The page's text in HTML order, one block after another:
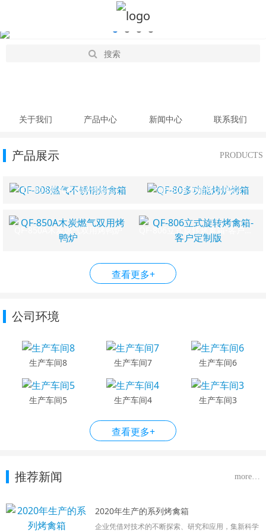
关于我们 产品中心 新闻中心 联系我们
产品展示 PRODUCTS
QF-808燃气不锈钢烤禽箱 QF-80多功能烤炉烤箱
QF-850A木炭燃气双用烤鸭炉 QF-806立式旋转烤禽箱-客户定制版
查看更多+
公司环境
生产车间8 生产车间7 生产车间6
生产车间5 生产车间4 生产车间3
查看更多+
推荐新闻 more…
2020年生产的系列烤禽箱
企业凭借对技术的不断探索、研究和应用，集新科学